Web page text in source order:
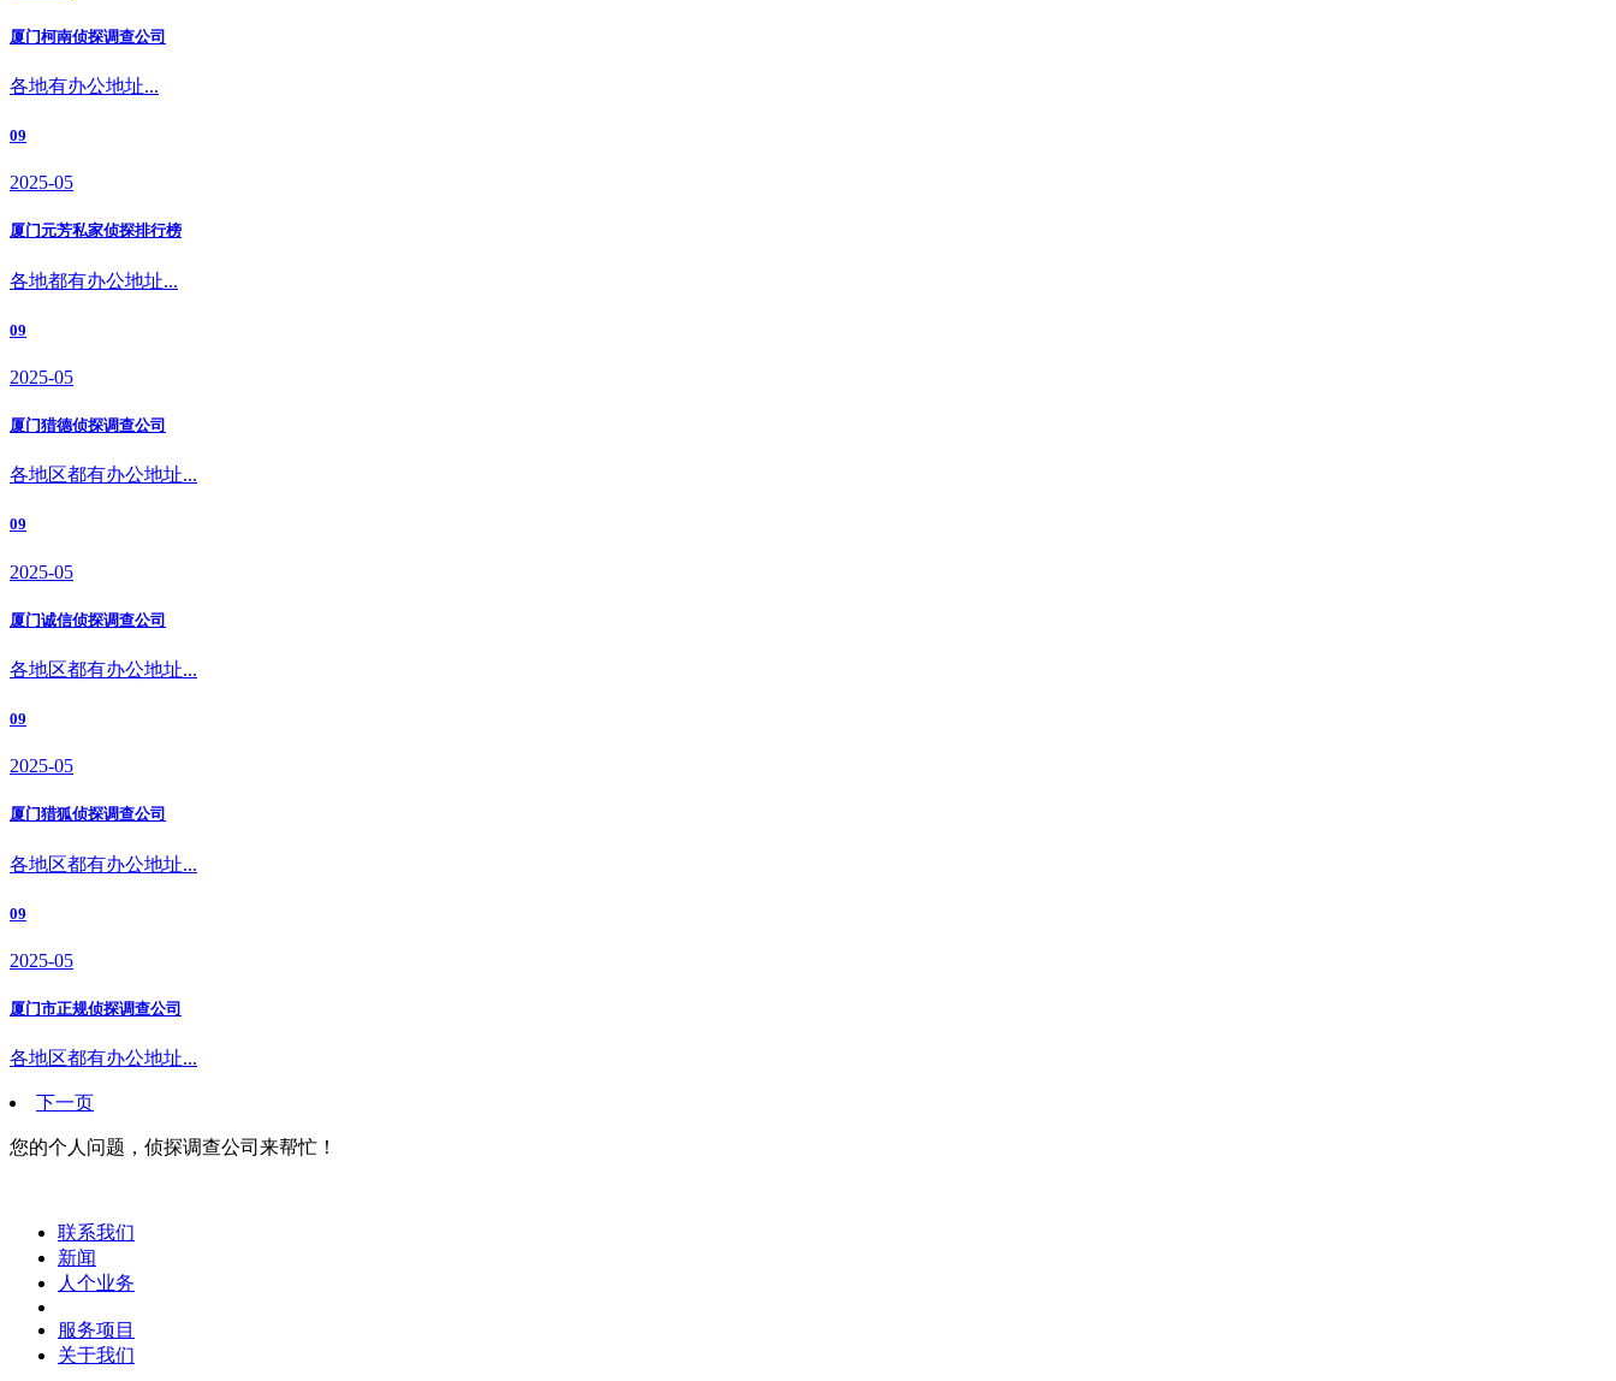
厦门柯南侦探调查公司
各地有办公地址...
09
2025-05
厦门元芳私家侦探排行榜
各地都有办公地址...
09
2025-05
厦门猎德侦探调查公司
各地区都有办公地址...
09
2025-05
厦门诚信侦探调查公司
各地区都有办公地址...
09
2025-05
厦门猎狐侦探调查公司
各地区都有办公地址...
09
2025-05
厦门市正规侦探调查公司
各地区都有办公地址...
下一页
您的个人问题，侦探调查公司来帮忙！
联系我们
新闻
人个业务
服务项目
关于我们